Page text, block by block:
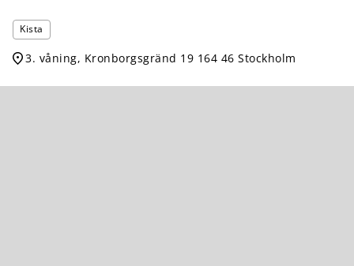
Kista
Kista
3. våning, Kronborgsgränd 19 164 46 Stockholm